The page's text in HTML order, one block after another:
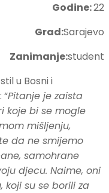
Godine:22
Grad:Sarajevo
Zanimanje:student
u Bosni i
Pitanje je zaista
koje bi se mogle
mišljenju,
da ne smijemo
samohrane
djecu. Naime, oni
koji su se borili za